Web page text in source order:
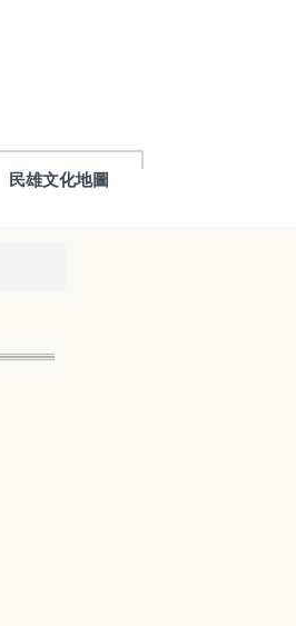
民雄文化地圖